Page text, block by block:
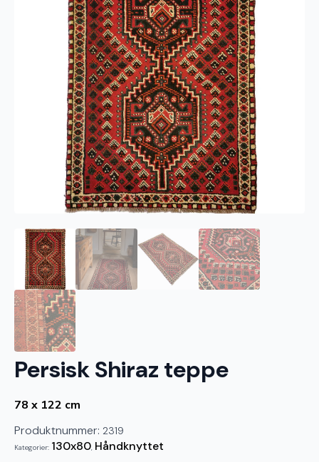
Persisk Shiraz teppe
78 x 122 cm
Produktnummer: 2319
Kategorier: 130x80 Håndknyttet